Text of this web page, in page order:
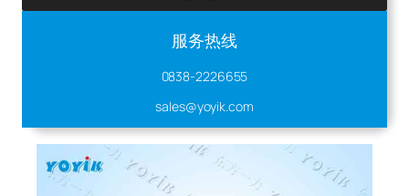
服务热线
0838-2226655
sales@yoyik.com